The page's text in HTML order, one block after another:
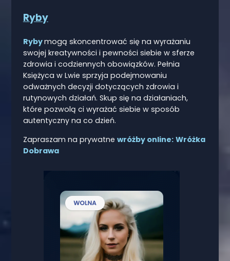
Ryby
Rybymogą skoncentrować się na wyrażaniu
swojej kreatywności i pewności siebie w sferze
zdrowia i codziennych obowiązków. Pełnia
Księżyca w Lwie sprzyja podejmowaniu
odważnych decyzji dotyczących zdrowia i
rutynowych działań. Skup się na działaniach,
które pozwolą ci wyrażać siebie w sposób
autentyczny na co dzień.
Zapraszam na prywatne wróżby online: Wróżka
Dobrawa